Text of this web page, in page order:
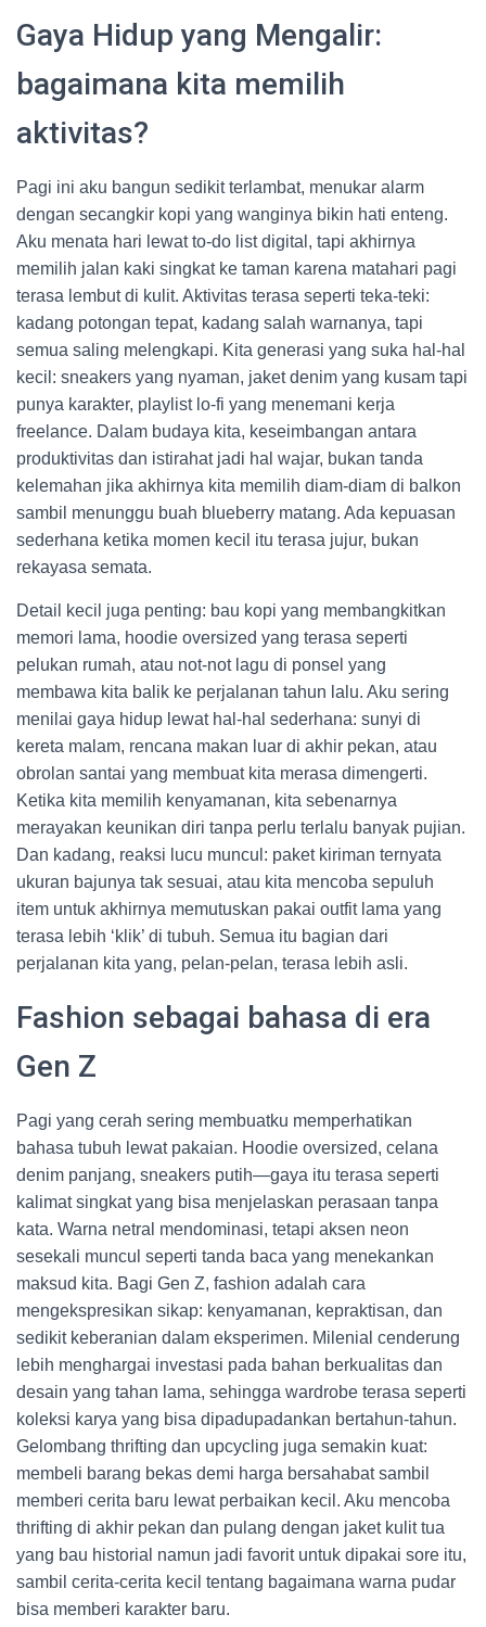
Gaya Hidup yang Mengalir:
bagaimana kita memilih
aktivitas?
Pagi ini aku bangun sedikit terlambat, menukar alarm
dengan secangkir kopi yang wanginya bikin hati enteng.
Aku menata hari lewat to-do list digital, tapi akhirnya
memilih jalan kaki singkat ke taman karena matahari pagi
terasa lembut di kulit. Aktivitas terasa seperti teka-teki:
kadang potongan tepat, kadang salah warnanya, tapi
semua saling melengkapi. Kita generasi yang suka hal-hal
kecil: sneakers yang nyaman, jaket denim yang kusam tapi
punya karakter, playlist lo-fi yang menemani kerja
freelance. Dalam budaya kita, keseimbangan antara
produktivitas dan istirahat jadi hal wajar, bukan tanda
kelemahan jika akhirnya kita memilih diam-diam di balkon
sambil menunggu buah blueberry matang. Ada kepuasan
sederhana ketika momen kecil itu terasa jujur, bukan
rekayasa semata.
Detail kecil juga penting: bau kopi yang membangkitkan
memori lama, hoodie oversized yang terasa seperti
pelukan rumah, atau not-not lagu di ponsel yang
membawa kita balik ke perjalanan tahun lalu. Aku sering
menilai gaya hidup lewat hal-hal sederhana: sunyi di
kereta malam, rencana makan luar di akhir pekan, atau
obrolan santai yang membuat kita merasa dimengerti.
Ketika kita memilih kenyamanan, kita sebenarnya
merayakan keunikan diri tanpa perlu terlalu banyak pujian.
Dan kadang, reaksi lucu muncul: paket kiriman ternyata
ukuran bajunya tak sesuai, atau kita mencoba sepuluh
item untuk akhirnya memutuskan pakai outfit lama yang
terasa lebih ‘klik’ di tubuh. Semua itu bagian dari
perjalanan kita yang, pelan-pelan, terasa lebih asli.
Fashion sebagai bahasa di era
Gen Z
Pagi yang cerah sering membuatku memperhatikan
bahasa tubuh lewat pakaian. Hoodie oversized, celana
denim panjang, sneakers putih—gaya itu terasa seperti
kalimat singkat yang bisa menjelaskan perasaan tanpa
kata. Warna netral mendominasi, tetapi aksen neon
sesekali muncul seperti tanda baca yang menekankan
maksud kita. Bagi Gen Z, fashion adalah cara
mengekspresikan sikap: kenyamanan, kepraktisan, dan
sedikit keberanian dalam eksperimen. Milenial cenderung
lebih menghargai investasi pada bahan berkualitas dan
desain yang tahan lama, sehingga wardrobe terasa seperti
koleksi karya yang bisa dipadupadankan bertahun-tahun.
Gelombang thrifting dan upcycling juga semakin kuat:
membeli barang bekas demi harga bersahabat sambil
memberi cerita baru lewat perbaikan kecil. Aku mencoba
thrifting di akhir pekan dan pulang dengan jaket kulit tua
yang bau historial namun jadi favorit untuk dipakai sore itu,
sambil cerita-cerita kecil tentang bagaimana warna pudar
bisa memberi karakter baru.